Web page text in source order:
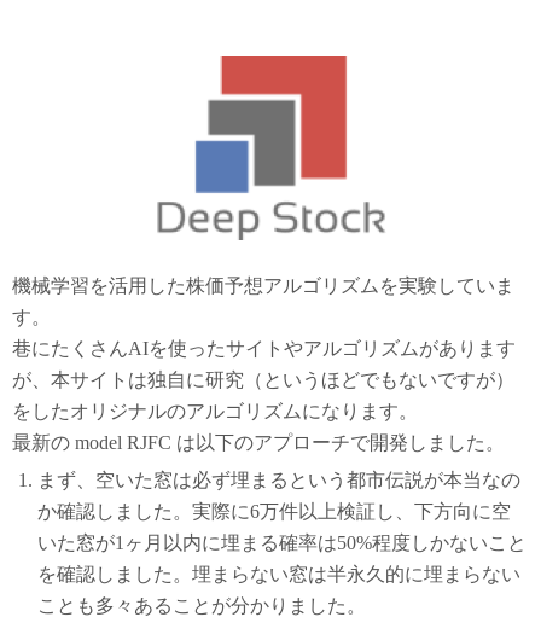
機械学習を活用した株価予想アルゴリズムを実験していま
す。
巷にたくさんAIを使ったサイトやアルゴリズムがあります
が、本サイトは独自に研究（というほどでもないですが）
をしたオリジナルのアルゴリズムになります。
最新の model RJFC は以下のアプローチで開発しました。
まず、空いた窓は必ず埋まるという都市伝説が本当なの
か確認しました。実際に6万件以上検証し、下方向に空
いた窓が1ヶ月以内に埋まる確率は50%程度しかないこと
を確認しました。埋まらない窓は半永久的に埋まらない
ことも多々あることが分かりました。